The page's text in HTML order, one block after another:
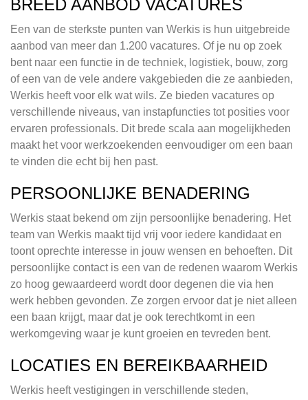
BREED AANBOD VACATURES
Een van de sterkste punten van Werkis is hun uitgebreide
aanbod van meer dan 1.200 vacatures. Of je nu op zoek
bent naar een functie in de techniek, logistiek, bouw, zorg
of een van de vele andere vakgebieden die ze aanbieden,
Werkis heeft voor elk wat wils. Ze bieden vacatures op
verschillende niveaus, van instapfuncties tot posities voor
ervaren professionals. Dit brede scala aan mogelijkheden
maakt het voor werkzoekenden eenvoudiger om een baan
te vinden die echt bij hen past.
PERSOONLIJKE BENADERING
Werkis staat bekend om zijn persoonlijke benadering. Het
team van Werkis maakt tijd vrij voor iedere kandidaat en
toont oprechte interesse in jouw wensen en behoeften. Dit
persoonlijke contact is een van de redenen waarom Werkis
zo hoog gewaardeerd wordt door degenen die via hen
werk hebben gevonden. Ze zorgen ervoor dat je niet alleen
een baan krijgt, maar dat je ook terechtkomt in een
werkomgeving waar je kunt groeien en tevreden bent.
LOCATIES EN BEREIKBAARHEID
Werkis heeft vestigingen in verschillende steden,